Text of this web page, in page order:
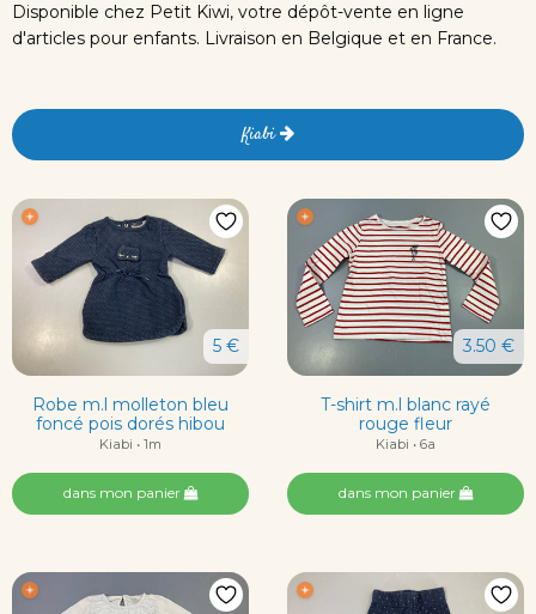
Disponible chez Petit Kiwi, votre dépôt-vente en ligne
d'articles pour enfants. Livraison en Belgique et en France.
Kiabi
5 €
Robe m.l molleton bleu
foncé pois dorés hibou
Kiabi • 1m
dans mon panier
3.50 €
T-shirt m.l blanc rayé
rouge fleur
Kiabi • 6a
dans mon panier